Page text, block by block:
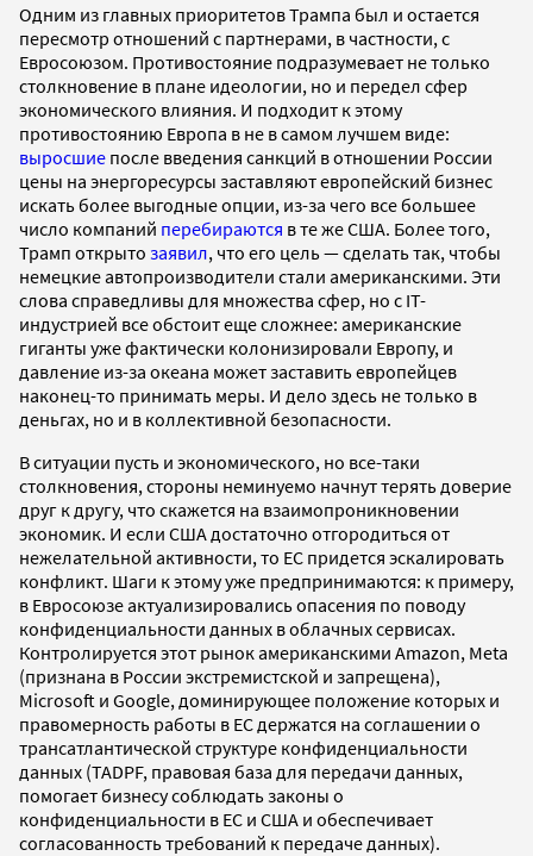
Одним из главных приоритетов Трампа был и остается
пересмотр отношений с партнерами, в частности, с
Евросоюзом. Противостояние подразумевает не только
столкновение в плане идеологии, но и передел сфер
экономического влияния. И подходит к этому
противостоянию Европа в не в самом лучшем виде:
выросшие после введения санкций в отношении России
цены на энергоресурсы заставляют европейский бизнес
искать более выгодные опции, из-за чего все большее
число компаний перебираются в те же США. Более того,
Трамп открыто заявил, что его цель — сделать так, чтобы
немецкие автопроизводители стали американскими. Эти
слова справедливы для множества сфер, но с IT-
индустрией все обстоит еще сложнее: американские
гиганты уже фактически колонизировали Европу, и
давление из-за океана может заставить европейцев
наконец-то принимать меры. И дело здесь не только в
деньгах, но и в коллективной безопасности.
В ситуации пусть и экономического, но все-таки
столкновения, стороны неминуемо начнут терять доверие
друг к другу, что скажется на взаимопроникновении
экономик. И если США достаточно отгородиться от
нежелательной активности, то ЕС придется эскалировать
конфликт. Шаги к этому уже предпринимаются: к примеру,
в Евросоюзе актуализировались опасения по поводу
конфиденциальности данных в облачных сервисах.
Контролируется этот рынок американскими Amazon, Meta
(признана в России экстремистской и запрещена),
Microsoft и Google, доминирующее положение которых и
правомерность работы в ЕС держатся на соглашении о
трансатлантической структуре конфиденциальности
данных (TADPF, правовая база для передачи данных,
помогает бизнесу соблюдать законы о
конфиденциальности в ЕС и США и обеспечивает
согласованность требований к передаче данных).